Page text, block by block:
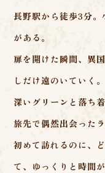
長野駅から徒歩3分
がある。
扉を開けた瞬間、異
しだけ遠のいていく。
深いグリーンと落ち
旅先で偶然出会った
初めて訪れるのに、
て、ゆっくりと時間